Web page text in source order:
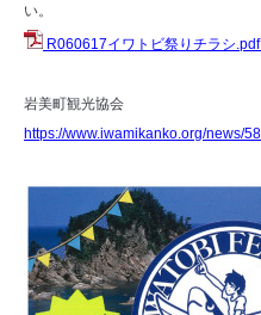
い。
R060617イワトビ祭りチラシ.pdf
岩美町観光協会
https://www.iwamikanko.org/news/